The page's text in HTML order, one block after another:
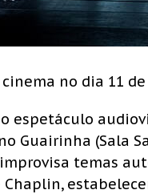
no dia 11
espetáculo
Guairinha (Sala
temas
Chaplin,